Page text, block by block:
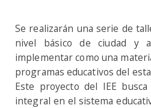
Se realizarán una serie de
nivel básico de ciudad y
implementar como una
programas educativos del
Este proyecto del IEE
integral en el sistema